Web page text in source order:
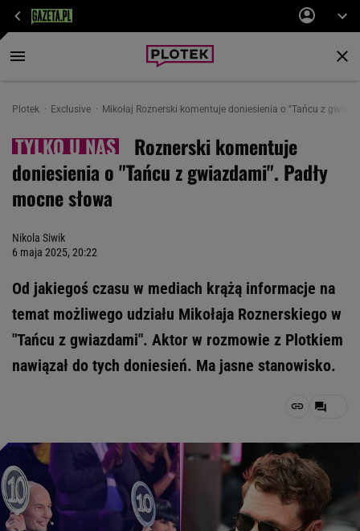
Plotek Exclusive Mikołaj Roznerski komentuje doniesienia o "Tańcu z
Roznerski komentuje
doniesienia o "Tańcu z gwiazdami". Padły
mocne słowa
Nikola Siwik
6 maja 2025, 20:22
Od jakiegoś czasu w mediach krążą informacje na
temat możliwego udziału Mikołaja Roznerskiego w
"Tańcu z gwiazdami". Aktor w rozmowie z Plotkiem
nawiązał do tych doniesień. Ma jasne stanowisko.